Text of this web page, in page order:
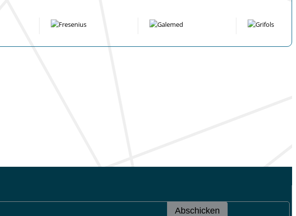
Abschicken